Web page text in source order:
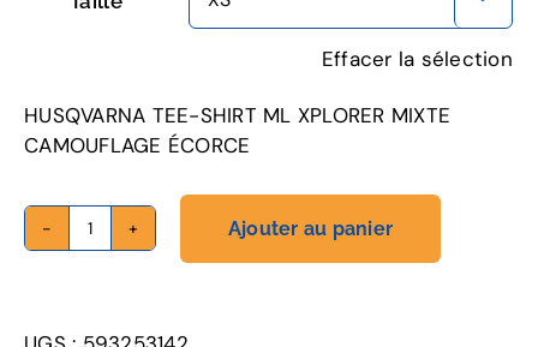
Effacer la sélection
HUSQVARNA TEE-SHIRT ML XPLORER MIXTE
CAMOUFLAGE ÉCORCE
quantité
SHIRT
Ajouter au panier